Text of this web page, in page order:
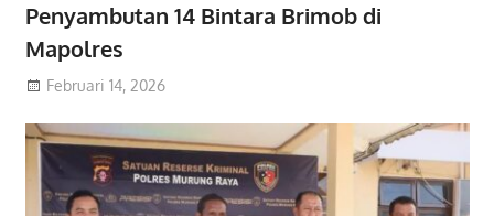
Penyambutan 14 Bintara Brimob di
Mapolres
Februari 14, 2026